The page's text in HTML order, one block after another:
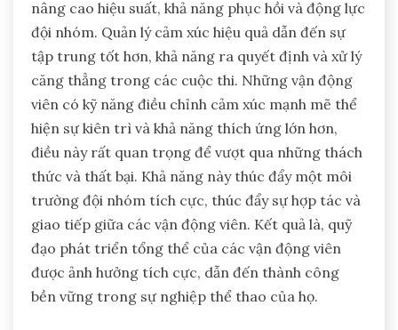
Các tác động của điều chỉnh cảm xúc
đến sự phát triển lâu dài của vận
động viên là gì?
Điều chỉnh cảm xúc ảnh hưởng đáng kể đến sự
phát triển lâu dài của vận động viên bằng cách
nâng cao hiệu suất, khả năng phục hồi và động lực
đội nhóm. Quản lý cảm xúc hiệu quả dẫn đến sự
tập trung tốt hơn, khả năng ra quyết định và xử lý
căng thẳng trong các cuộc thi. Những vận động
viên có kỹ năng điều chỉnh cảm xúc mạnh mẽ thể
hiện sự kiên trì và khả năng thích ứng lớn hơn,